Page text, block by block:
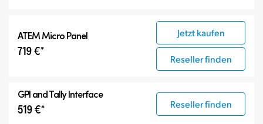
ATEM Micro Panel
719 €*
Jetzt kaufen
Reseller finden
GPI and Tally Interface
519 €* Reseller finden